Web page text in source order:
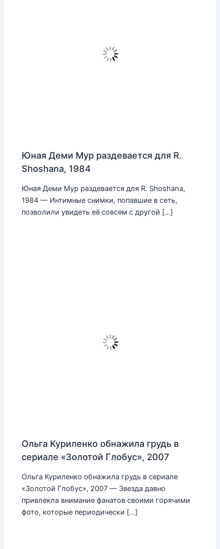
Юная Деми Мур раздевается для R.
Shoshana, 1984
Юная Деми Мур раздевается для R. Shoshana,
1984 — Интимные снимки, попавшие в сеть,
позволили увидеть её совсем с другой […]
Ольга Куриленко обнажила грудь в
сериале «Золотой Глобус», 2007
Ольга Куриленко обнажила грудь в сериале
«Золотой Глобус», 2007 — Звезда давно
привлекла внимание фанатов своими горячими
фото, которые периодически […]